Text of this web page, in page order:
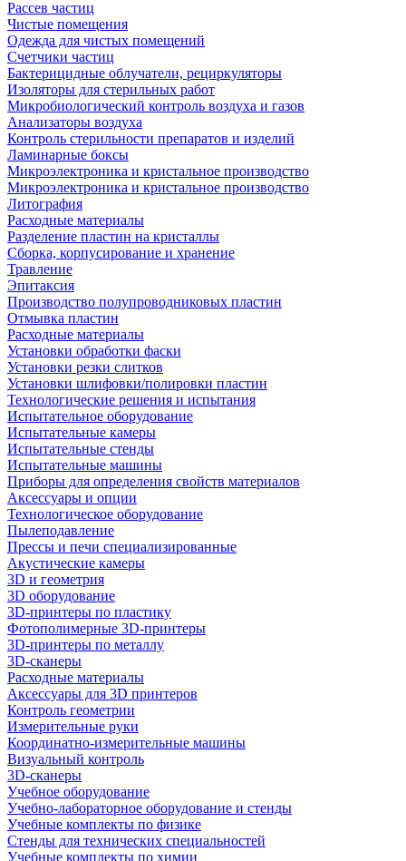
Рассев частиц
Чистые помещения
Одежда для чистых помещений
Счетчики частиц
Бактерицидные облучатели, рециркуляторы
Изоляторы для стерильных работ
Микробиологический контроль воздуха и газов
Анализаторы воздуха
Контроль стерильности препаратов и изделий
Ламинарные боксы
Микроэлектроника и кристальное производство
Микроэлектроника и кристальное производство
Литография
Расходные материалы
Разделение пластин на кристаллы
Сборка, корпусирование и хранение
Травление
Эпитаксия
Производство полупроводниковых пластин
Отмывка пластин
Расходные материалы
Установки обработки фаски
Установки резки слитков
Установки шлифовки/полировки пластин
Технологические решения и испытания
Испытательное оборудование
Испытательные камеры
Испытательные стенды
Испытательные машины
Приборы для определения свойств материалов
Аксессуары и опции
Технологическое оборудование
Пылеподавление
Прессы и печи специализированные
Акустические камеры
3D и геометрия
3D оборудование
3D-принтеры по пластику
Фотополимерные 3D-принтеры
3D-принтеры по металлу
3D-сканеры
Расходные материалы
Аксессуары для 3D принтеров
Контроль геометрии
Измерительные руки
Координатно-измерительные машины
Визуальный контроль
3D-сканеры
Учебное оборудование
Учебно-лабораторное оборудование и стенды
Учебные комплекты по физике
Стенды для технических специальностей
Учебные комплекты по химии